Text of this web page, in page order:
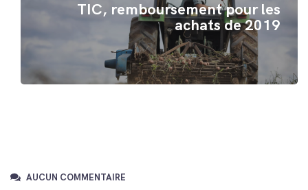
TIC, remboursement pour les
achats de 2019
AUCUN COMMENTAIRE